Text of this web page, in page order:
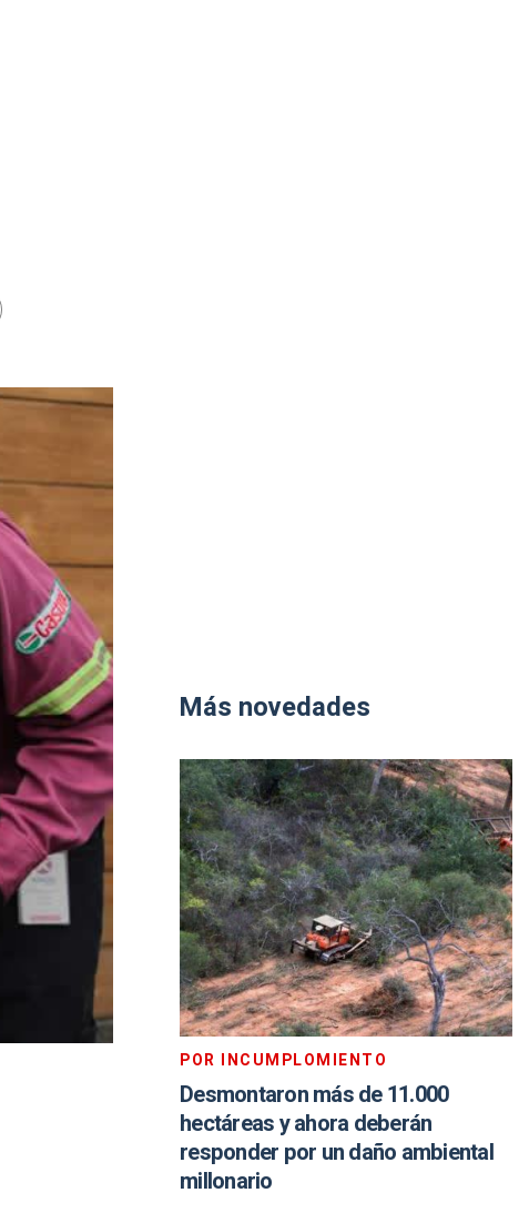
Más novedades
POR INCUMPLOMIENTO
Desmontaron más de 11.000
hectáreas y ahora deberán
responder por un daño ambiental
millonario